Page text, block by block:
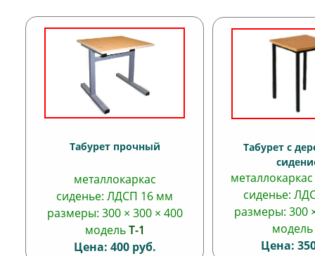
Табурет прочный
металлокаркас
сиденье: ЛДСП 16 мм
размеры: 300 × 300 × 400
модельТ-1
Цена: 400 руб.
Табурет с
сиденье:
размеры: 300
модель
Цена: